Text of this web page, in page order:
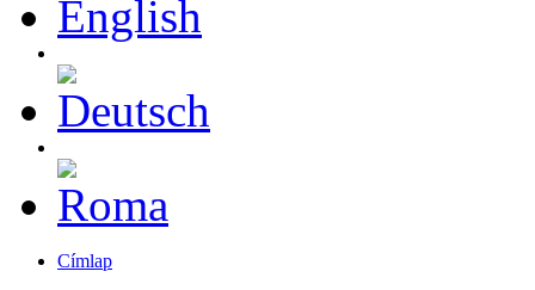
Címlap